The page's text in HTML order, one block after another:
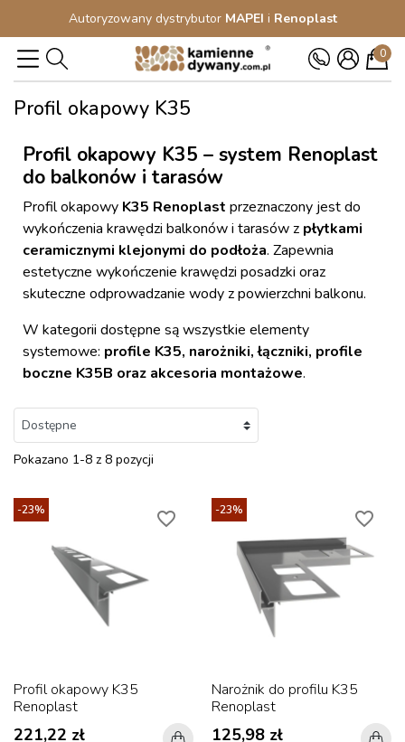
Autoryzowany dystrybutor MAPEI i Renoplast
0
Profil okapowy K35
Profil okapowy K35 – system Renoplast
do balkonów i tarasów
Profil okapowy K35 Renoplast przeznaczony jest do
wykończenia krawędzi balkonów i tarasów z płytkami
ceramicznymi klejonymi do podłoża. Zapewnia
estetyczne wykończenie krawędzi posadzki oraz
skuteczne odprowadzanie wody z powierzchni balkonu.
W kategorii dostępne są wszystkie elementy
systemowe: profile K35, narożniki, łączniki, profile
boczne K35B oraz akcesoria montażowe.
Pokazano 1-8 z 8 pozycji
-23% favorite_border
Profil okapowy K35
Renoplast
221,22 zł
-23% favorite_border
Narożnik do profilu K35
Renoplast
125,98 zł